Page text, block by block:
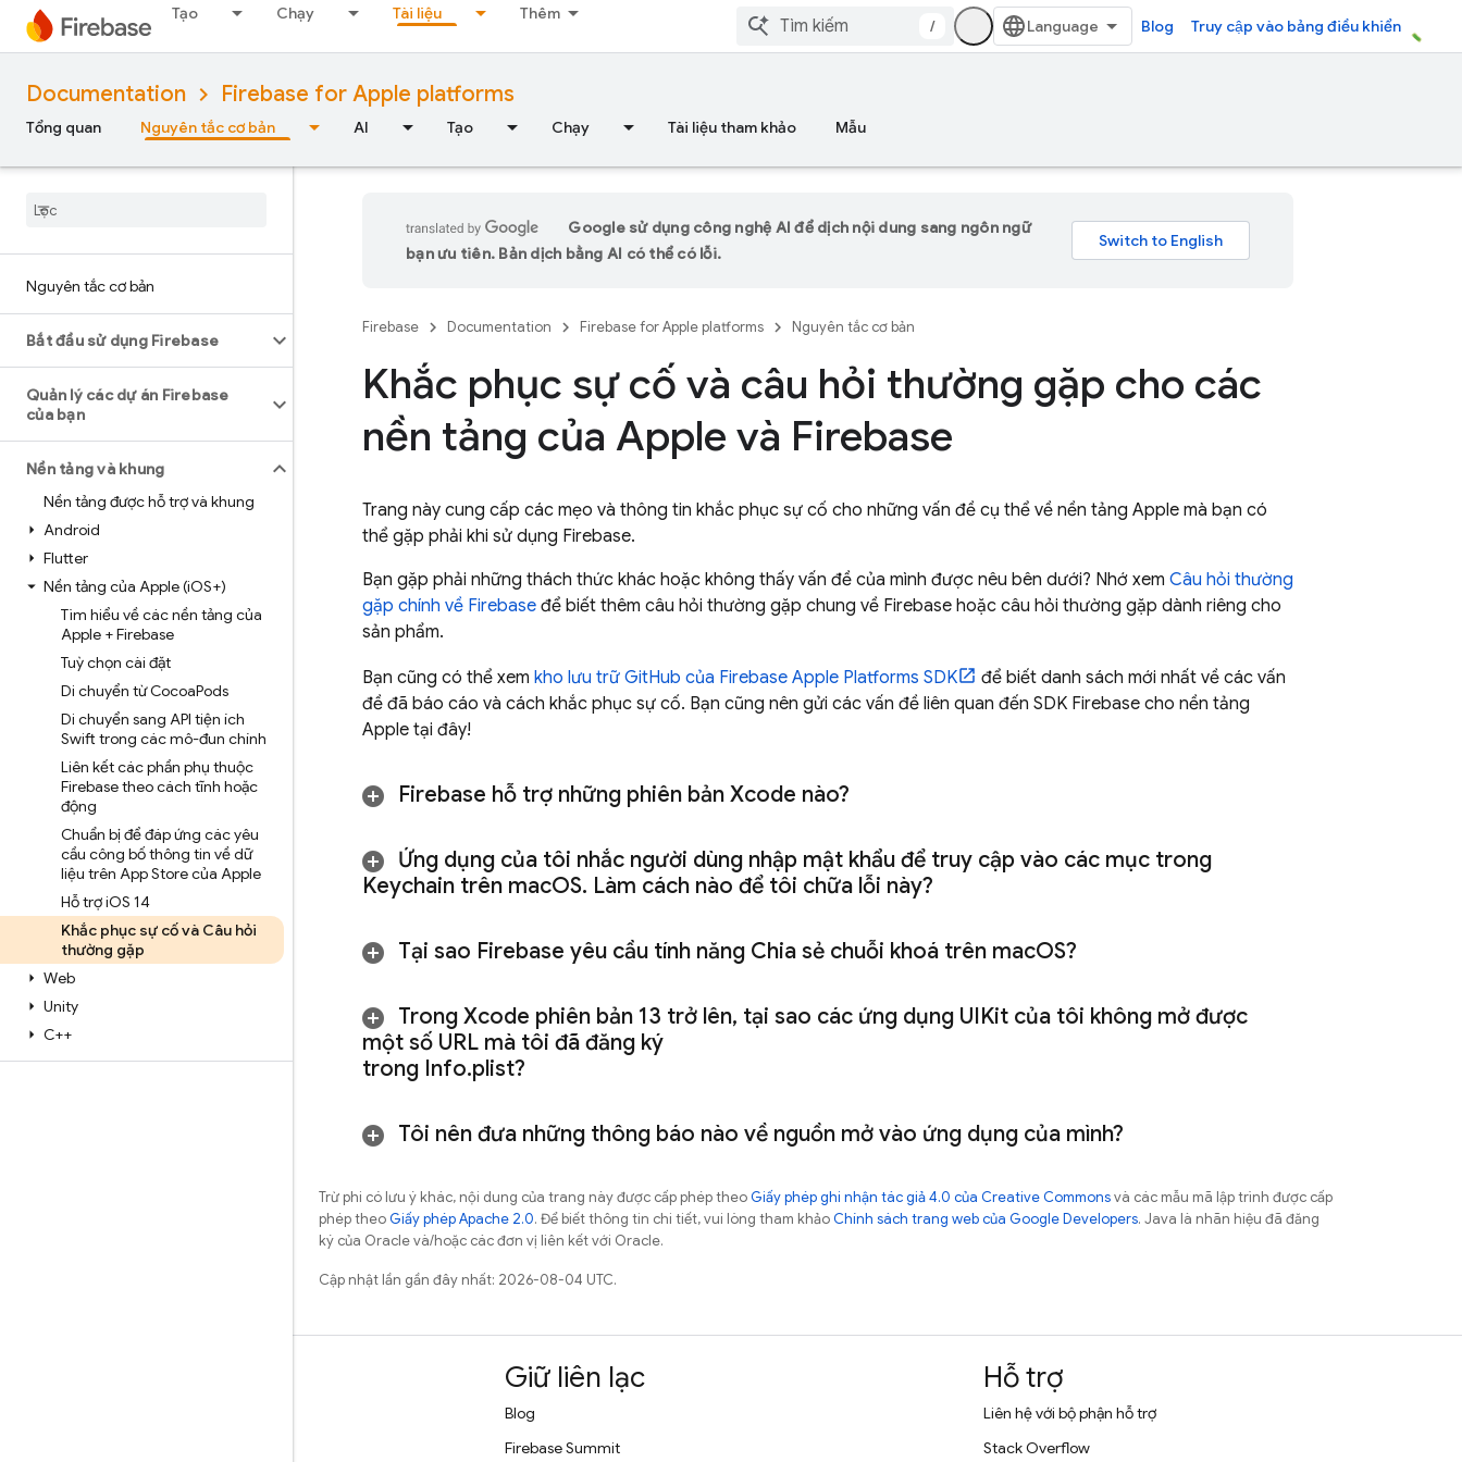
Tạo Chạy Tài liệu Thêm
/ Blog Truy cập vào bảng điều khiển
Documentation Firebase for Apple platforms
Tổng quan Nguyên tắc cơ bản AI Tạo Chạy Tài liệu tham khảo Mẫu
Nguyên tắc cơ bản
Bắt đầu sử dụng Firebase
Quản lý các dự án Firebase
của bạn
Nền tảng và khung
Nền tảng được hỗ trợ và khung
Android
Flutter
Nền tảng của Apple (iOS+)
Tìm hiểu về các nền tảng của
Apple + Firebase
Tuỳ chọn cài đặt
Di chuyển từ CocoaPods
Di chuyển sang API tiện ích
Swift trong các mô-đun chính
Liên kết các phần phụ thuộc
Firebase theo cách tĩnh hoặc
động
Chuẩn bị để đáp ứng các yêu
cầu công bố thông tin về dữ
liệu trên App Store của Apple
Hỗ trợ iOS 14
Khắc phục sự cố và Câu hỏi
thường gặp
Web
Unity
C++
Google sử dụng công nghệ AI để dịch nội dung sang ngôn ngữ
bạn ưu tiên. Bản dịch bằng AI có thể có lỗi.
Firebase Documentation Firebase for Apple platforms Nguyên tắc cơ bản
Khắc phục sự cố và câu hỏi thường gặp cho các
nền tảng của Apple và Firebase
Trang này cung cấp các mẹo và thông tin khắc phục sự cố cho những vấn đề cụ thể về nền tảng Apple mà bạn có
thể gặp phải khi sử dụng Firebase.
Bạn gặp phải những thách thức khác hoặc không thấy vấn đề của mình được nêu bên dưới? Nhớ xem Câu hỏi thường
gặp chính về Firebase để biết thêm câu hỏi thường gặp chung về Firebase hoặc câu hỏi thường gặp dành riêng cho
sản phẩm.
Bạn cũng có thể xem kho lưu trữ GitHub của Firebase Apple Platforms SDK
để biết danh sách mới nhất về các vấn
đề đã báo cáo và cách khắc phục sự cố. Bạn cũng nên gửi các vấn đề liên quan đến SDK Firebase cho nền tảng
Apple tại đây!
Firebase hỗ trợ những phiên bản Xcode nào?
Ứng dụng của tôi nhắc người dùng nhập mật khẩu để truy cập vào các mục trong
Keychain trên macOS. Làm cách nào để tôi chữa lỗi này?
Tại sao Firebase yêu cầu tính năng Chia sẻ chuỗi khoá trên macOS?
Trong Xcode phiên bản 13 trở lên, tại sao các ứng dụng UIKit của tôi không mở được
một số URL mà tôi đã đăng ký
trong Info.plist?
Tôi nên đưa những thông báo nào về nguồn mở vào ứng dụng của mình?
Trừ phi có lưu ý khác, nội dung của trang này được cấp phép theoGiấy phép ghi nhận tác giả 4.0 của Creative Commonsvà các mẫu mã lập trình được cấp
phép theoGiấy phép Apache 2.0. Để biết thông tin chi tiết, vui lòng tham khảoChính sách trang web của Google Developers. Java là nhãn hiệu đã đăng
ký của Oracle và/hoặc các đơn vị liên kết với Oracle.
Cập nhật lần gần đây nhất: 2026-08-04 UTC.
Giữ liên lạc
Blog
Firebase Summit
Hỗ trợ
Liên hệ với bộ phận hỗ trợ
Stack Overflow